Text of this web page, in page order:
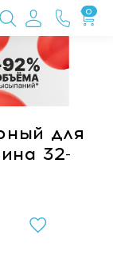
0
для
32-